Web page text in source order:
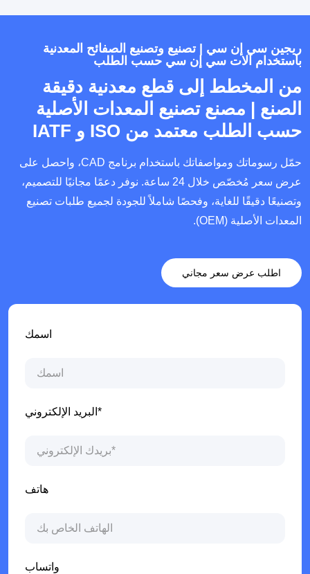
ريجين سي إن سي | تصنيع وتصنيع الصفائح المعدنية
باستخدام آلات سي إن سي حسب الطلب
من المخطط إلى قطع معدنية دقيقة
الصنع | مصنع تصنيع المعدات الأصلية
حسب الطلب معتمد من ISO و IATF
حمّل رسوماتك ومواصفاتك باستخدام برنامج CAD، واحصل على
عرض سعر مُخصّص خلال 24 ساعة. نوفر دعمًا مجانيًا للتصميم،
وتصنيعًا دقيقًا للغاية، وفحصًا شاملاً للجودة لجميع طلبات تصنيع
المعدات الأصلية (OEM).
اطلب عرض سعر مجاني
اسمك
البريد الإلكتروني*
هاتف
واتساب